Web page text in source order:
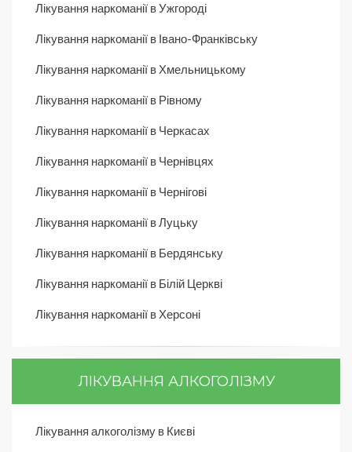
Лікування наркоманії в Ужгороді
Лікування наркоманії в Івано-Франківську
Лікування наркоманії в Хмельницькому
Лікування наркоманії в Рівному
Лікування наркоманії в Черкасах
Лікування наркоманії в Чернівцях
Лікування наркоманії в Чернігові
Лікування наркоманії в Луцьку
Лікування наркоманії в Бердянську
Лікування наркоманії в Білій Церкві
Лікування наркоманії в Херсоні
ЛІКУВАННЯ АЛКОГОЛІЗМУ
Лікування алкоголізму в Києві